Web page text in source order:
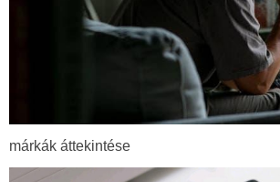
márkák áttekintése